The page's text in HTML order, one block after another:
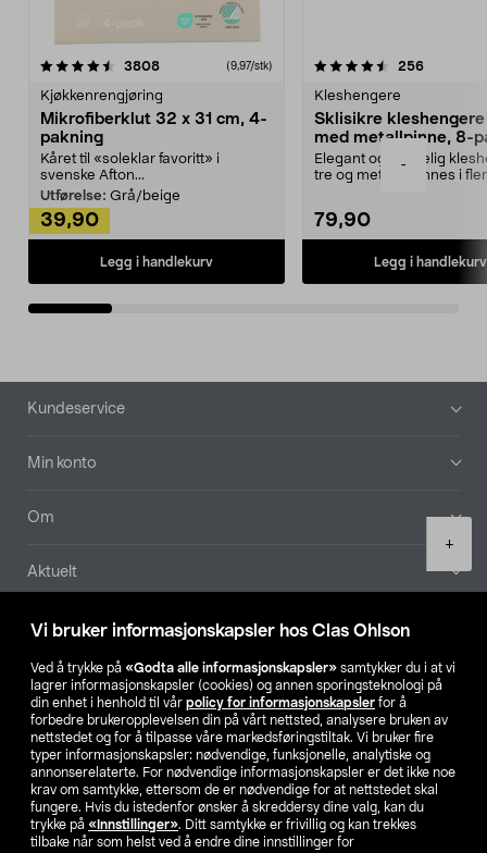
Vi bruker informasjonskapsler hos Clas Ohlson
Ved å trykke på «Godta alle informasjonskapsler» samtykker du i at vi
lagrer informasjonskapsler (cookies) og annen sporingsteknologi på
din enhet i henhold til vår policy for informasjonskapsler for å
forbedre brukeropplevelsen din på vårt nettsted, analysere bruken av
nettstedet og for å tilpasse våre markedsføringstiltak. Vi bruker fire
typer informasjonskapsler: nødvendige, funksjonelle, analytiske og
annonserelaterte. For nødvendige informasjonskapsler er det ikke noe
krav om samtykke, ettersom de er nødvendige for at nettstedet skal
fungere. Hvis du istedenfor ønsker å skreddersy dine valg, kan du
trykke på «Innstillinger». Ditt samtykke er frivillig og kan trekkes
tilbake når som helst ved å endre dine innstillinger for
-
+
3808anmeldelser(9,97/stk)
Kjøkkenrengjøring
Mikrofiberklut 32 x 31 cm, 4-
pakning
Kåret til «soleklar favoritt» i
svenske Afton...
Utførelse: Grå/beige
39,90
Legg i handlekurv
4.5av 5 stjerner 256
Kleshengere
Sklisikre
med metallpinne, 8-
Elegant og skikkelig
tre og metall – finnes i
79,90
Legg i handlekurv
4.5av 5 stjerner
Bunntekst
Kundeservice
Min konto
Om
Aktuelt
Våre selskaper
Finn din butikk
SE NO FI